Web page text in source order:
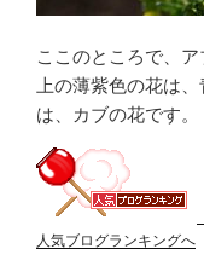
ここのところで、ア
上の薄紫色の花は
は、カブの花です。
人気ブログランキングへ